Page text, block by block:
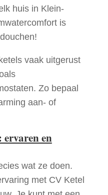
huis in Klein-
is
vaak uitgerust
Zo bepaal
aan- of
ervaren en
wat ze doen.
met CV Ketel